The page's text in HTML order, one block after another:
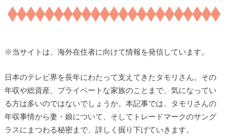
※ 当サイトは、海外在住者に向けて情報を発信しています。
日本のテレビ界を長年にわたって支えてきたタモリさん。その
年収や総資産、プライベートな家族のことまで、気になってい
る方は多いのではないでしょうか。本記事では、タモリさんの
年収事情から妻・娘について、そしてトレードマークのサング
ラスにまつわる秘密まで、詳しく掘り下げていきます。